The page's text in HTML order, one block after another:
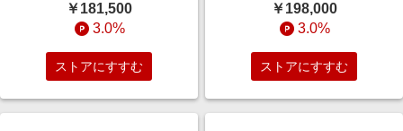
￥181,500
3.0%
ストアにすすむ
￥198,000
3.0%
ストアにすすむ